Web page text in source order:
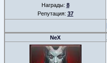
Награды: 8
Репутация: 37
NeX